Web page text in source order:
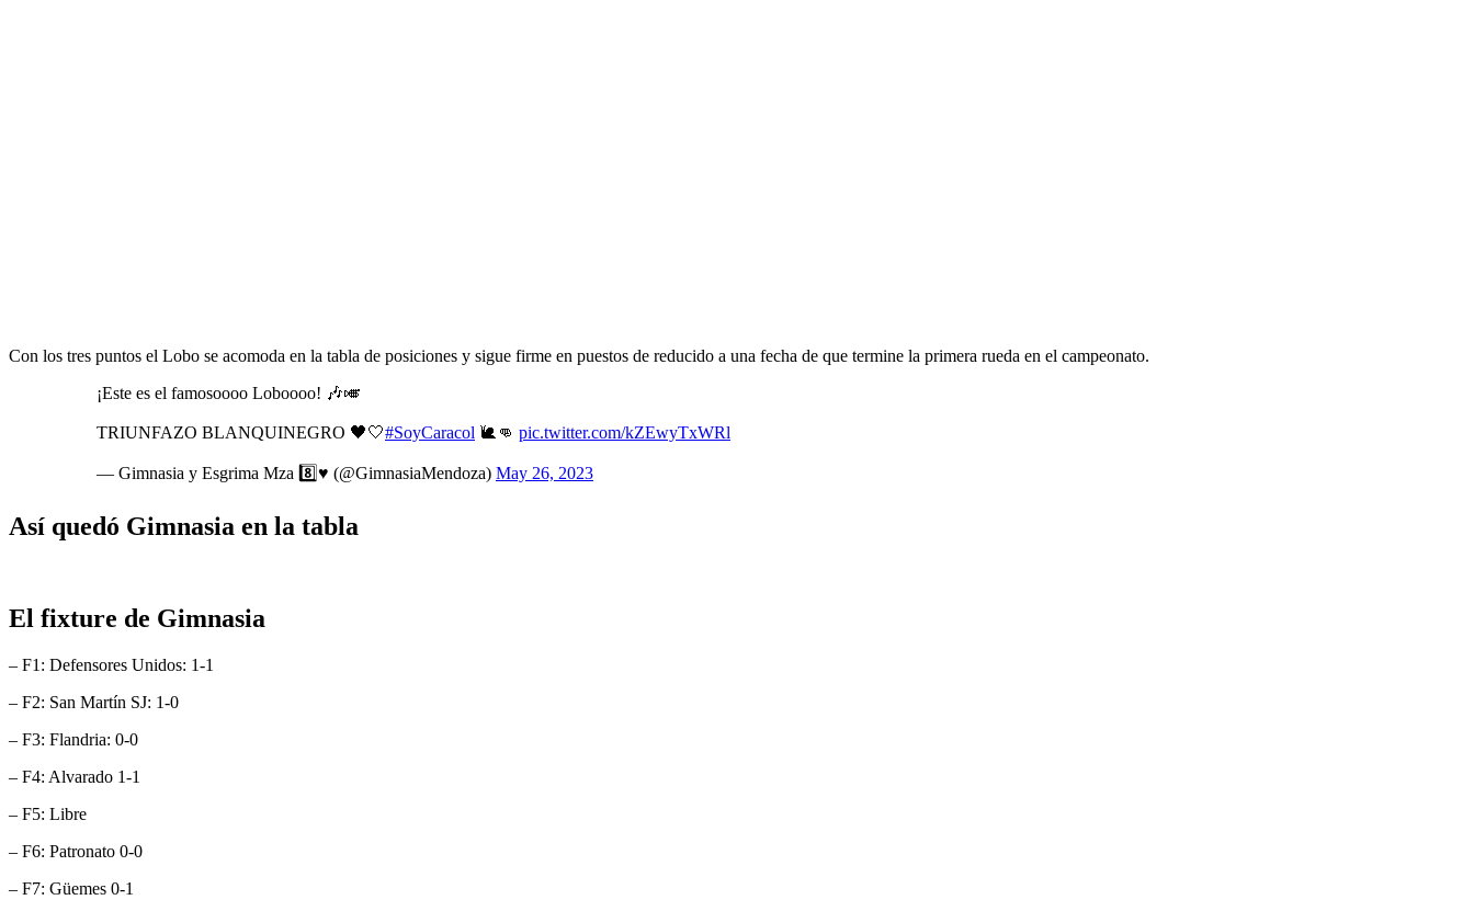
Con los tres puntos el Lobo se acomoda en la tabla de posiciones y sigue firme en puestos de reducido a una fecha de que termine la primera rueda en el campeonato.
¡Este es el famosoooo Loboooo! 🎶🎺
TRIUNFAZO BLANQUINEGRO 🖤🤍#SoyCaracol 🐌👊 pic.twitter.com/kZEwyTxWRl
— Gimnasia y Esgrima Mza 8️⃣♥️ (@GimnasiaMendoza) May 26, 2023
Así quedó Gimnasia en la tabla
El fixture de Gimnasia
– F1: Defensores Unidos: 1-1
– F2: San Martín SJ: 1-0
– F3: Flandria: 0-0
– F4: Alvarado 1-1
– F5: Libre
– F6: Patronato 0-0
– F7: Güemes 0-1